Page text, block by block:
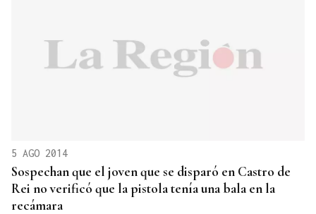
5 AGO 2014
Sospechan que el joven que se disparó en Castro de
Rei no verificó que la pistola tenía una bala en la
recámara